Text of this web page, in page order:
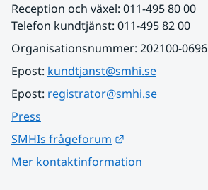
Reception och växel: 011-495 80 00
Telefon kundtjänst: 011-495 82 00
Organisationsnummer: 202100-0696
Epost: kundtjanst@smhi.se
Epost: registrator@smhi.se
Press
SMHIs frågeforum
Mer kontaktinformation